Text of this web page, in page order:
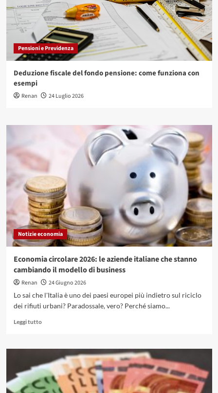
Pensioni e Previdenza
Deduzione fiscale del fondo pensione: come funziona con
esempi
Renan 24 Luglio 2026
Notizie economia
Economia circolare 2026: le aziende italiane che stanno
cambiando il modello di business
Renan
24 Giugno 2026
Lo sai che l'Italia è uno dei paesi europei più indietro sul riciclo
dei rifiuti urbani? Paradossale, vero? Perché siamo...
Leggi tuttoLeggi
su
Economia
circolare
2026:
le